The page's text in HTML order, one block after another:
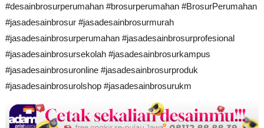
#desainbrosurperumahan #brosurperumahan #BrosurPerumahan
#jasadesainbrosur #jasadesainbrosurmurah
#jasadesainbrosurperumahan #jasadesainbrosurprofesional
#jasadesainbrosursekolah #jasadesainbrosurkampus
#jasadesainbrosuronline #jasadesainbrosurproduk
#jasadesainbrosurolshop #jasadesainbrosurukm